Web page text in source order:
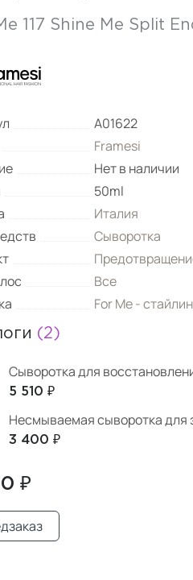
117 Shine Me Split
A01622
Framesi
Нет в наличии
50ml
Италия
Сыворотка
Все
For Me -
(2)
Сыворотка для
5 510 ₽
Несмываемая сыворотка для
3 400 ₽
₽